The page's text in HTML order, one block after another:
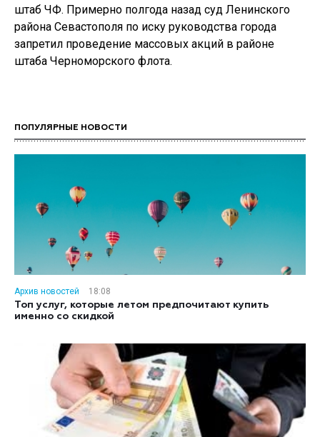
штаб ЧФ. Примерно полгода назад суд Ленинского
района Севастополя по иску руководства города
запретил проведение массовых акций в районе
штаба Черноморского флота.
ПОПУЛЯРНЫЕ НОВОСТИ
Архив новостей
18:08
Топ услуг, которые летом предпочитают купить
именно со скидкой